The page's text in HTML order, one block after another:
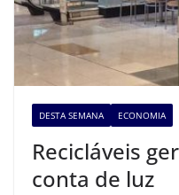
DESTA SEMANA ECONOMIA
Recicláveis
conta de luz